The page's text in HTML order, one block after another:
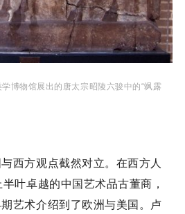
博物馆展出的唐太宗昭陵六骏中的“飒露
西方观点截然对立。在西方人
叶卓越的中国艺术品古董商，
艺术介绍到了欧洲与美国。卢